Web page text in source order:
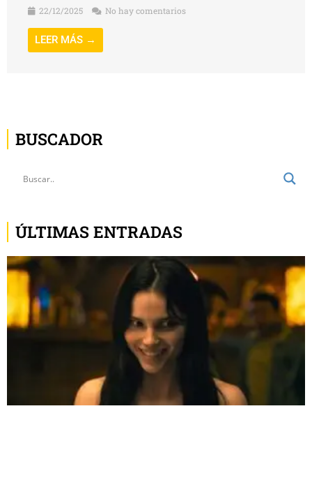
22/12/2025
No hay comentarios
LEER MÁS →
BUSCADOR
ÚLTIMAS ENTRADAS